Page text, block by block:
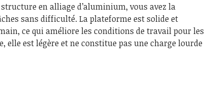
en alliage d’aluminium, vous avez la
sans difficulté. La plateforme est solide et
ce qui améliore les conditions de travail pour les
elle est légère et ne constitue pas une charge lourde